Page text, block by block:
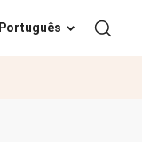
Português